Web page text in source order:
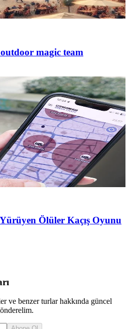
magic team
Ölüler Kaçış Oyunu
ve benzer turlar hakkında güncel